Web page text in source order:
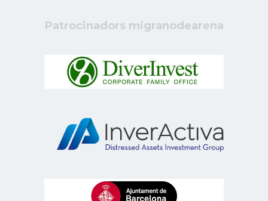
Patrocinadors migranodearena